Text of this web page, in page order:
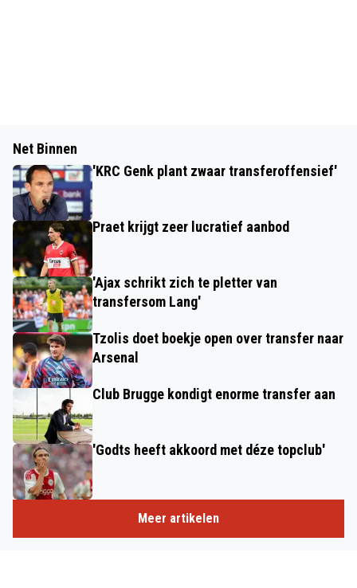
Net Binnen
'KRC Genk plant zwaar transferoffensief'
Praet krijgt zeer lucratief aanbod
'Ajax schrikt zich te pletter van
transfersom Lang'
Tzolis doet boekje open over transfer naar
Arsenal
Club Brugge kondigt enorme transfer aan
'Godts heeft akkoord met déze topclub'
Meer artikelen